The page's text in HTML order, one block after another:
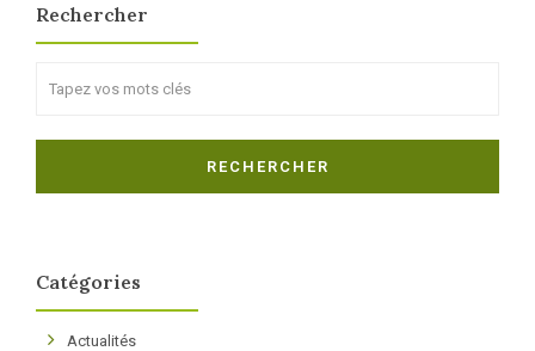
Rechercher
RECHERCHER
Catégories
Actualités